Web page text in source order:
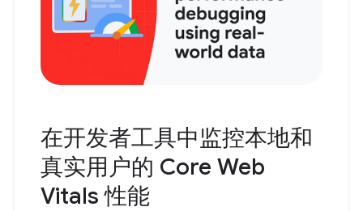
在开发者工具中监控本地和
真实用户的 Core Web
Vitals 性能